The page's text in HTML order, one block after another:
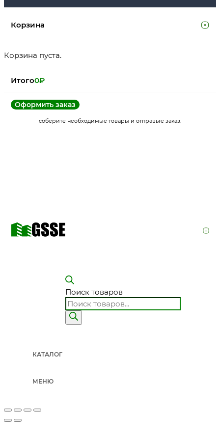
Корзина
Корзина пуста.
Итого0₽
Оформить заказ
соберите необходимые товары и отправьте заказ.
Поиск товаров
КАТАЛОГ
МЕНЮ